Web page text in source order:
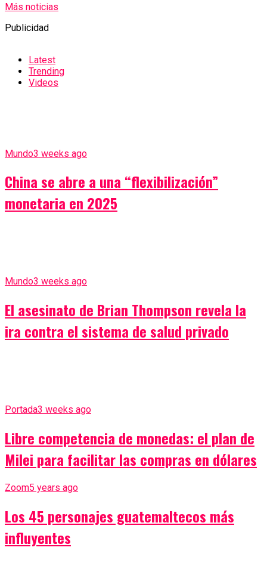
Más noticias
Publicidad
Latest
Trending
Videos
Mundo3 weeks ago
China se abre a una “flexibilización”
monetaria en 2025
Mundo3 weeks ago
El asesinato de Brian Thompson revela la
ira contra el sistema de salud privado
Portada3 weeks ago
Libre competencia de monedas: el plan de
Milei para facilitar las compras en dólares
Zoom5 years ago
Los 45 personajes guatemaltecos más
influyentes